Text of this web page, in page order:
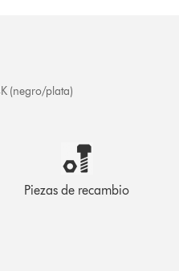
(negro/plata)
Piezas de recambio